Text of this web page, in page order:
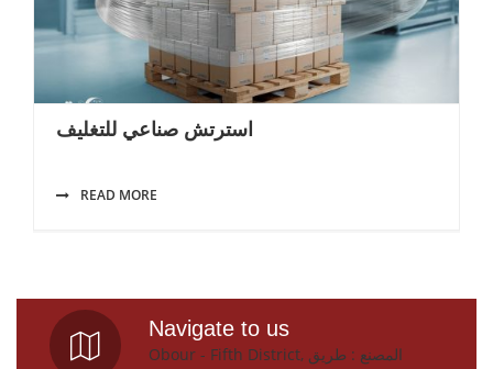
استرتش صناعي للتغليف
READ MORE
Navigate to us
Obour - Fifth District, المصنع : طريق